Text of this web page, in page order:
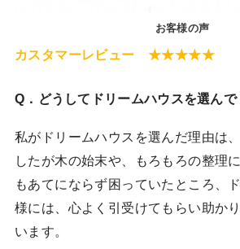
お客様の声
カスタマーレビュー ★★★★★
Q．どうしてドリームハウスを選んで
私がドリームハウスを選んだ理由は
したが木の始末や、もろもろの整理
もあてにならず困っていたところ、
様には、心よく引受けてもらい助か
います。